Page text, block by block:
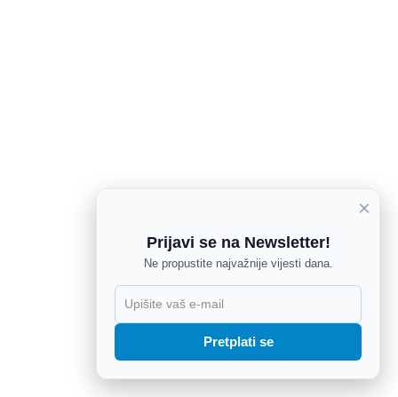
×
Prijavi se na Newsletter!
Ne propustite najvažnije vijesti dana.
Pretplati se